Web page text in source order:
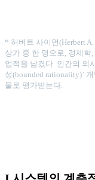
* 허버트 사이먼(Herbert
상가 중 한 명으로, 경제학
업적을 남겼다. 인간의 의
성(bounded rationality)’
물로 평가받는다.